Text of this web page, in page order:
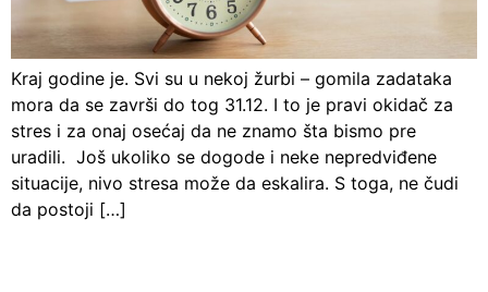
Kraj godine je. Svi su u nekoj žurbi – gomila zadataka
mora da se završi do tog 31.12. I to je pravi okidač za
stres i za onaj osećaj da ne znamo šta bismo pre
uradili. Još ukoliko se dogode i neke nepredviđene
situacije, nivo stresa može da eskalira. S toga, ne čudi
da postoji […]